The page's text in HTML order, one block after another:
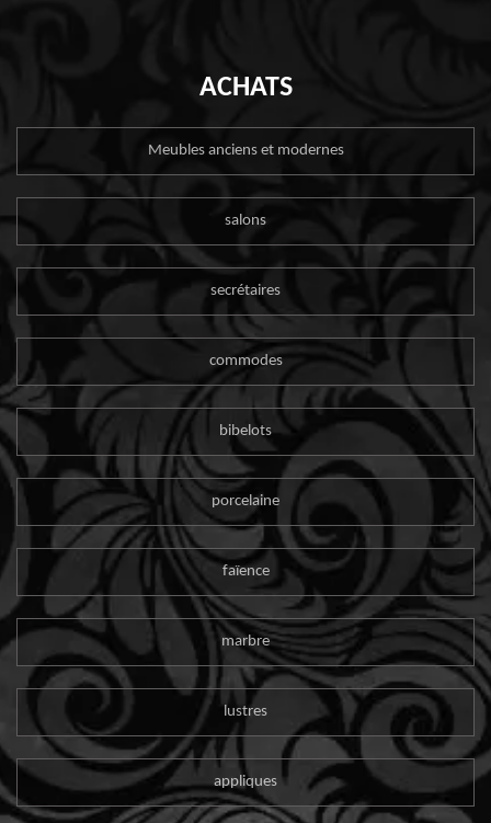
ACHATS
Meubles anciens et modernes
salons
secrétaires
commodes
bibelots
porcelaine
faïence
marbre
lustres
appliques